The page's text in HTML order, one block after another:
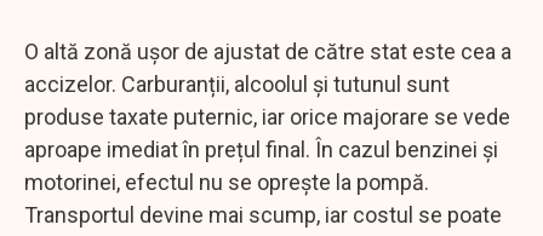
O altă zonă ușor de ajustat de către stat este cea a
accizelor. Carburanții, alcoolul și tutunul sunt
produse taxate puternic, iar orice majorare se vede
aproape imediat în prețul final. În cazul benzinei și
motorinei, efectul nu se oprește la pompă.
Transportul devine mai scump, iar costul se poate